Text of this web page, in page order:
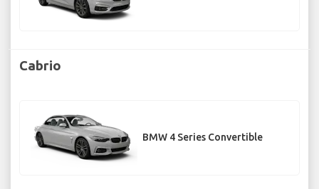
Cabrio
BMW 4 Series Convertible